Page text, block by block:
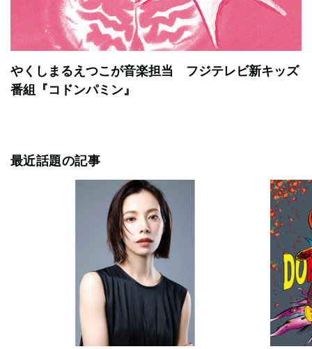
やくしまるえつこが音楽担当 フジテレビ新キッズ
番組『コドンパミン』
最近話題の記事